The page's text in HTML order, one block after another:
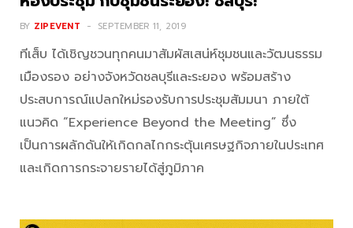
BY ZIPEVENT SEPTEMBER 11, 2019
ทีเส็บ ได้เชิญชวนทุกคนมาสัมผัสเสน่ห์ชุมชนและวัฒนธรรม
เมืองรอง อย่างจังหวัดชลบุรีและระยอง พร้อมสร้าง
ประสบการณ์แปลกใหม่รองรับการประชุมสัมมนา ภายใต้
แนวคิด “Experience Beyond the Meeting” ซึ่ง
เป็นการผลักดันให้เกิดกลไกกระตุ้นเศรษฐกิจภายในประเทศ
และเกิดการกระจายรายได้สู่ภูมิภาค